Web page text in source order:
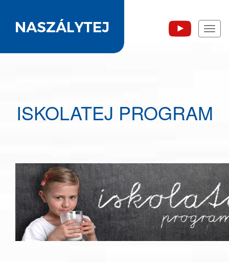
ISKOLATEJ PROGRAM